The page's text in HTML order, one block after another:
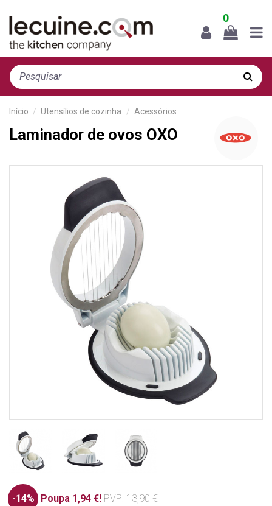
0
Início Utensílios de cozinha Acessórios
Laminador de ovos OXO
-14% Poupa 1,94 €! PVP: 13,90 €